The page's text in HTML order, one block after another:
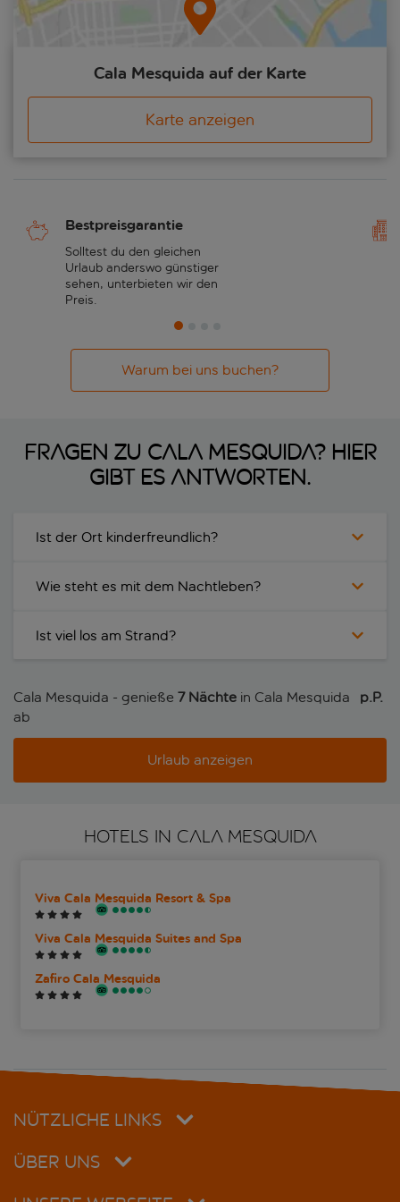
Cala Mesquida auf der Karte
Karte anzeigen
Bestpreisgarantie
Solltest du den gleichen
Urlaub anderswo günstiger
sehen, unterbieten wir den
Preis.
Warum bei uns buchen?
Fragen zu Cala Mesquida? Hier
gibt es Antworten.
Ist der Ort kinderfreundlich?
Wie steht es mit dem Nachtleben?
Ist viel los am Strand?
Cala Mesquida - genieße 7 Nächte in Cala Mesquida
ab
p.P.
Urlaub anzeigen
HOTELS IN CALA MESQUIDA
Viva Cala Mesquida Resort & Spa
Viva Cala Mesquida Suites and Spa
Zafiro Cala Mesquida
NÜTZLICHE LINKS
ÜBER UNS